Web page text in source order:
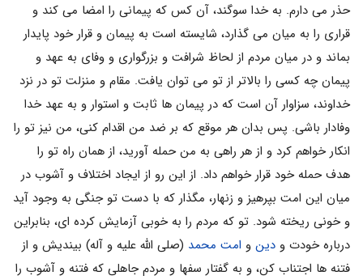
حذر مى دارم. به خدا سوگند، آن کس که پیمانى را امضا مى کند و
قرارى را به میان مى گذارد، شایسته است به پیمان و قرار خود پایدار
بماند و در میان مردم از لحاظ شرافت و بزرگوارى و وفاى به عهد و
پیمان چه کسى را بالاتر از تو مى توان یافت. مقام و منزلت تو در نزد
خداوند، سزاوار آن است که در پیمان ها ثابت و استوار و به عهد خدا
وفادار باشى. پس بدان هر موقع که بر ضد من اقدام کنى، من نیز تو را
انکار خواهم کرد و از هر راهى به من حمله آورید، از همان راه تو را
هدف حمله خود قرار خواهم داد. از این رو از ایجاد اختلاف و آشوب در
میان این امت بپرهیز و زنهار، مگذار که با دست تو جنگى به وجود آید
و خونى ریخته شود. تو که مردم را به خوبى آزمایش کرده اى، بنابراین
درباره خودت و دین و امت محمد (صلی الله علیه و آله) بیندیش و از
فتنه ها اجتناب کن، و به گفتار سفها و مردم جاهلى که فتنه و آشوب را